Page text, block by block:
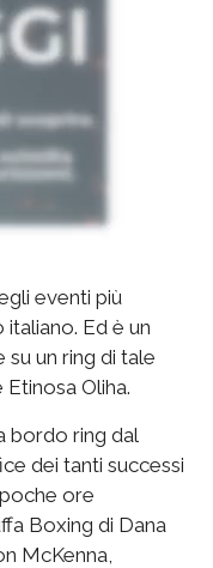
eventi più
Ed è un
un ring di tale
Oliha.
bordo ring dal
dei tanti successi
ore
Boxing di Dana
McKenna,